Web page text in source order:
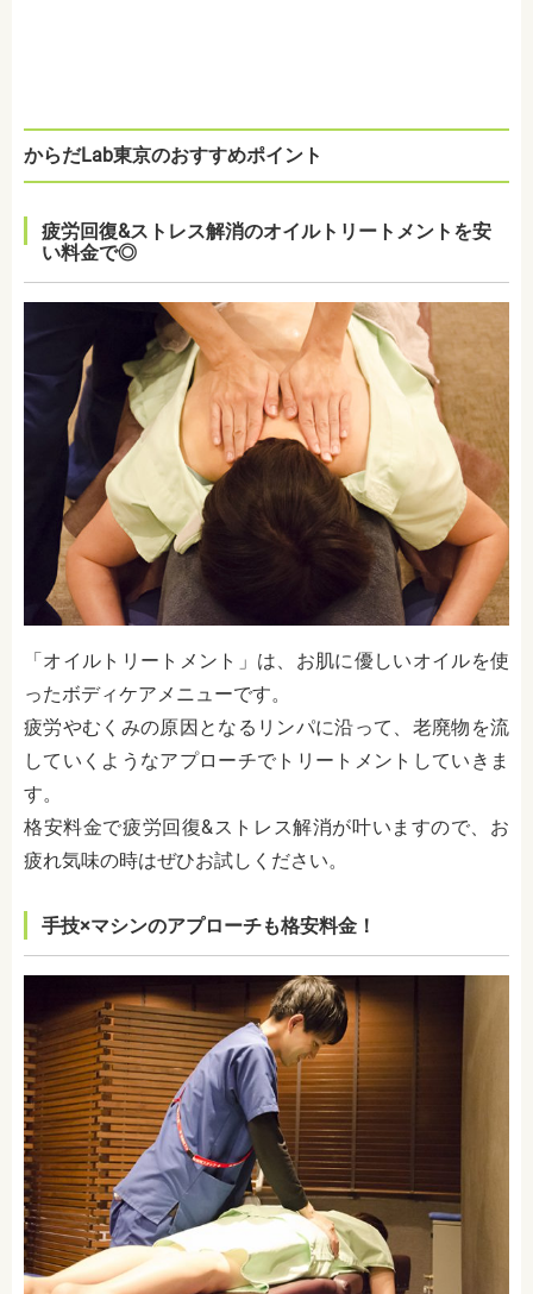
からだLab東京のおすすめポイント
疲労回復&ストレス解消のオイルトリートメントを安
い料金で◎
「オイルトリートメント」は、お肌に優しいオイルを使
ったボディケアメニューです。
疲労やむくみの原因となるリンパに沿って、老廃物を流
していくようなアプローチでトリートメントしていきま
す。
格安料金で疲労回復&ストレス解消が叶いますので、お
疲れ気味の時はぜひお試しください。
手技×マシンのアプローチも格安料金！